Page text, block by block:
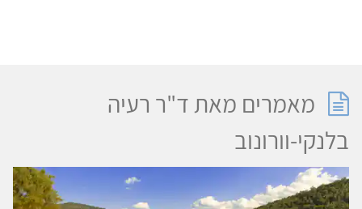
מאמרים מאת ד"ר רעיה
בלנקי-וורונוב